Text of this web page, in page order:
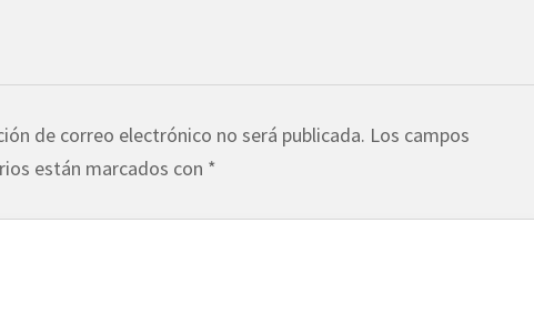
de correo electrónico no será publicada. Los campos
están marcados con *